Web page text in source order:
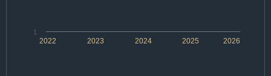
2022 2024 2026
2023 2025
1